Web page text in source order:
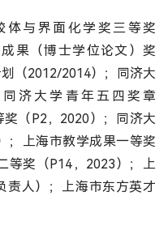
体与界面化学奖三等奖
果（博士学位论文）奖
（2012/2014）；同济大
济大学青年五四奖章
奖（P2，2020）；同济大
；上海市教学成果一等奖
等奖（P14，2023）；上
责人）；上海市东方英才